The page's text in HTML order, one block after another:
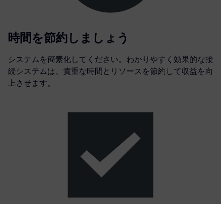
時間を節約しましょう
システムを簡素化してください。わかりやすく効果的な接
続システムは、貴重な時間とリソースを節約して収益を向
上させます。